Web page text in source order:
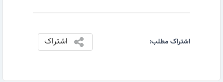
اشتراک مطلب: اشتراک